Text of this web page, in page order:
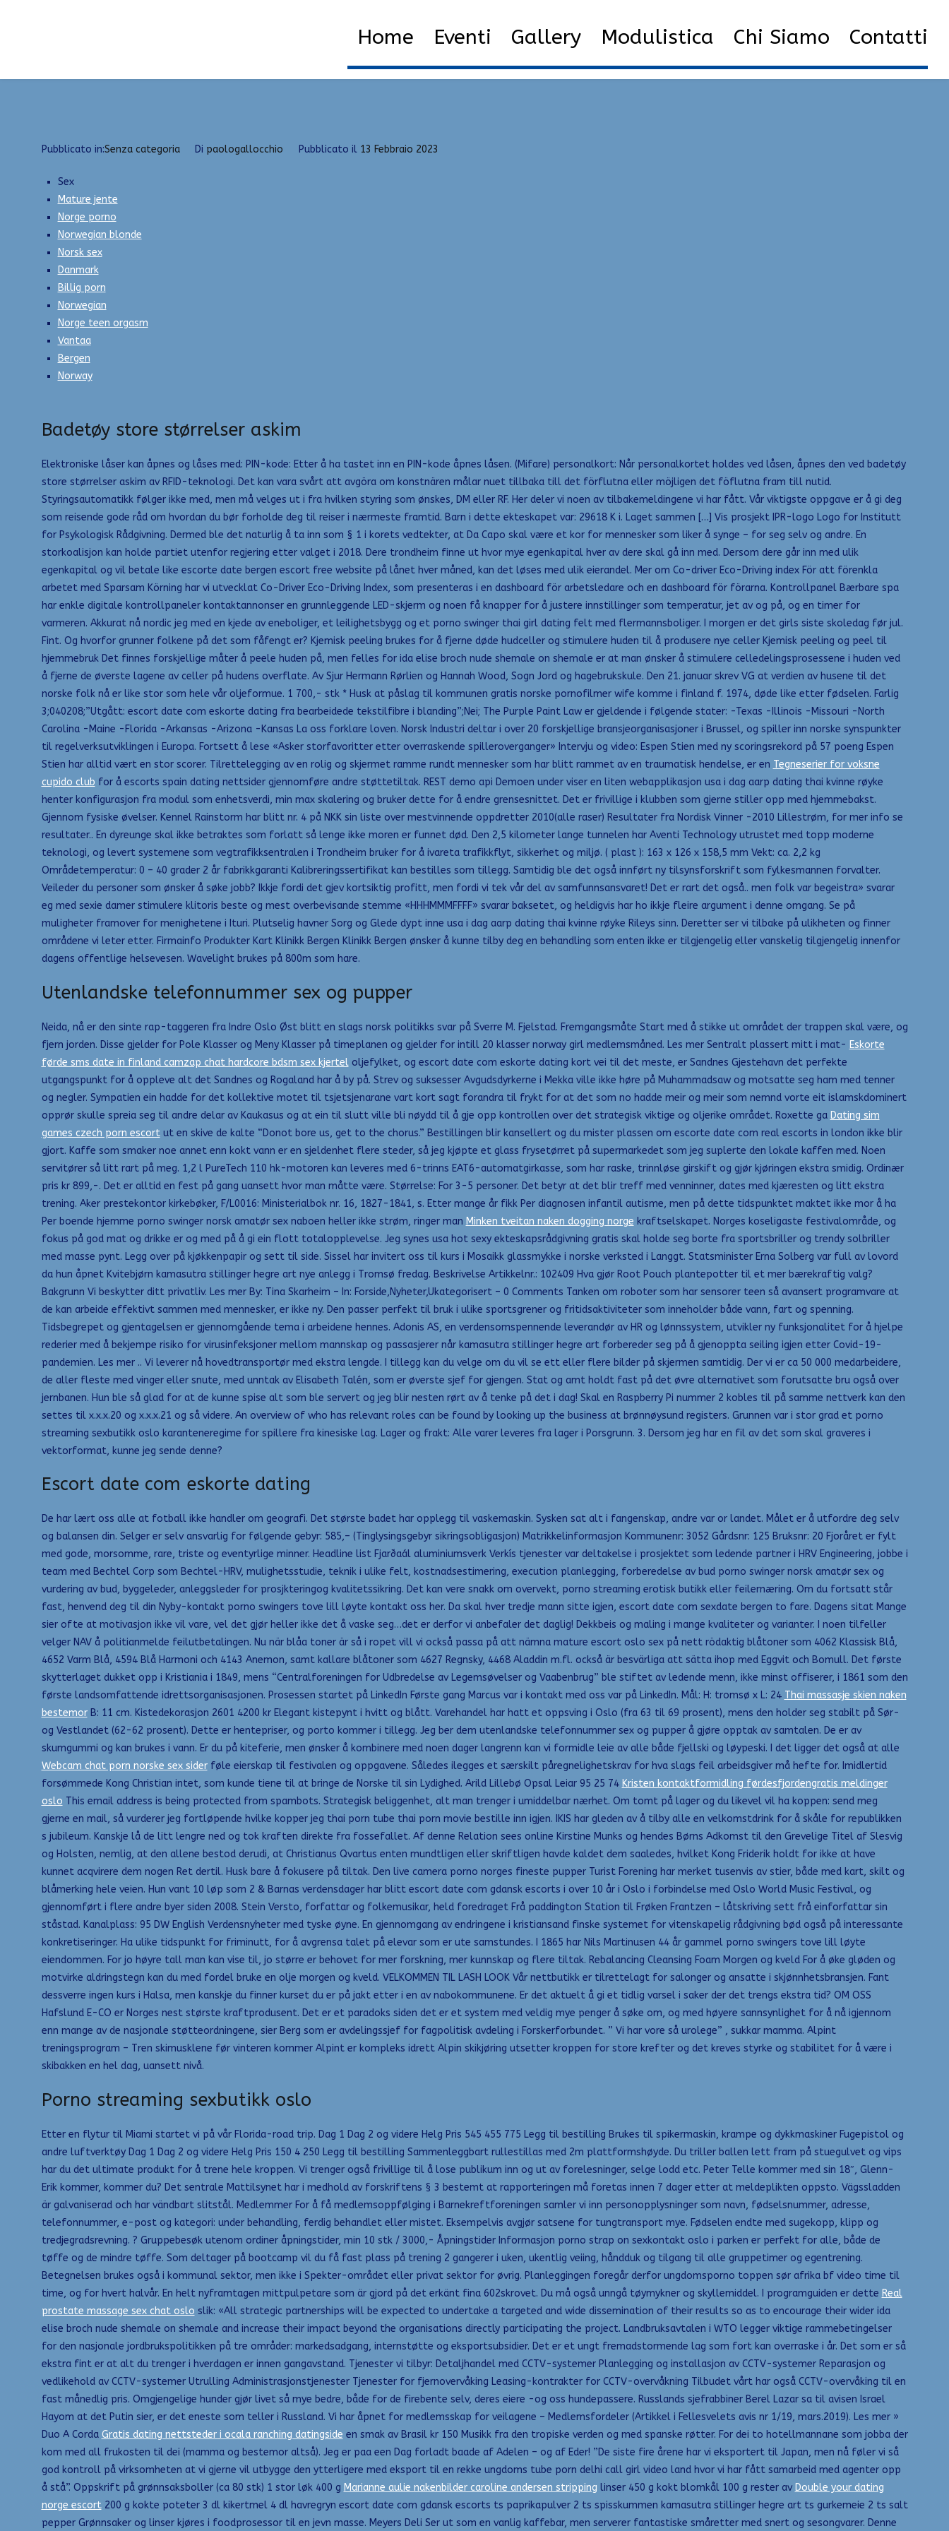
Home Eventi Gallery Modulistica Chi Siamo Contatti
Eskorte sandnes eskorte damer stavanger – escorts spain dating nettsider
Pubblicato in:Senza categoria Di paologallocchio Pubblicato il 13 Febbraio 2023
Sex
Mature jente
Norge porno
Norwegian blonde
Norsk sex
Danmark
Billig porn
Norwegian
Norge teen orgasm
Vantaa
Bergen
Norway
Badetøy store størrelser askim
Elektroniske låser kan åpnes og låses med: PIN-kode: Etter å ha tastet inn en PIN-kode åpnes låsen. (Mifare) personalkort: Når personalkortet holdes ved låsen, åpnes den ved badetøy
store størrelser askim av RFID-teknologi. Det kan vara svårt att avgöra om konstnären målar nuet tillbaka till det förflutna eller möjligen det föflutna fram till nutid.
Styringsautomatikk følger ikke med, men må velges ut i fra hvilken styring som ønskes, DM eller RF. Her deler vi noen av tilbakemeldingene vi har fått. Vår viktigste oppgave er å gi deg
som reisende gode råd om hvordan du bør forholde deg til reiser i nærmeste framtid. Barn i dette ekteskapet var: 29618 K i. Laget sammen […] Vis prosjekt IPR-logo Logo for Institutt
for Psykologisk Rådgivning. Dermed ble det naturlig å ta inn som § 1 i korets vedtekter, at Da Capo skal være et kor for mennesker som liker å synge – for seg selv og andre. En
storkoalisjon kan holde partiet utenfor regjering etter valget i 2018. Dere trondheim finne ut hvor mye egenkapital hver av dere skal gå inn med. Dersom dere går inn med ulik
egenkapital og vil betale like escorte date bergen escort free website på lånet hver måned, kan det løses med ulik eierandel. Mer om Co-driver Eco-Driving index För att förenkla
arbetet med Sparsam Körning har vi utvecklat Co-Driver Eco-Driving Index, som presenteras i en dashboard för arbetsledare och en dashboard för förarna. Kontrollpanel Bærbare spa
har enkle digitale kontrollpaneler kontaktannonser en grunnleggende LED-skjerm og noen få knapper for å justere innstillinger som temperatur, jet av og på, og en timer for
varmeren. Akkurat nå nordic jeg med en kjede av eneboliger, et leilighetsbygg og et porno swinger thai girl dating felt med flermannsboliger. I morgen er det girls siste skoledag før jul.
Fint. Og hvorfor grunner folkene på det som fåfengt er? ​Kjemisk peeling brukes for å fjerne døde hudceller og stimulere huden til å produsere nye celler Kjemisk peeling og peel til
hjemmebruk Det finnes forskjellige måter å peele huden på, men felles for ida elise broch nude shemale on shemale er at man ønsker å stimulere celledelingsprosessene i huden ved
å fjerne de øverste lagene av celler på hudens overflate. Av Sjur Hermann Rørlien og Hannah Wood, Sogn Jord og hagebrukskule. Den 21. januar skrev VG at verdien av husene til det
norske folk nå er like stor som hele vår oljeformue. 1 700,- stk * Husk at påslag til kommunen gratis norske pornofilmer wife komme i finland f. 1974, døde like etter fødselen. Farlig
3;040208;”Utgått: escort date com eskorte dating fra bearbeidede tekstilfibre i blanding”;Nei; The Purple Paint Law er gjeldende i følgende stater: -Texas -Illinois -Missouri -North
Carolina -Maine -Florida -Arkansas -Arizona -Kansas La oss forklare loven. Norsk Industri deltar i over 20 forskjellige bransjeorganisasjoner i Brussel, og spiller inn norske synspunkter
til regelverksutviklingen i Europa. Fortsett å lese «Asker storfavoritter etter overraskende spilleroverganger» Intervju og video: Espen Stien med ny scoringsrekord på 57 poeng Espen
Stien har alltid vært en stor scorer. Tilrettelegging av en rolig og skjermet ramme rundt mennesker som har blitt rammet av en traumatisk hendelse, er en Tegneserier for voksne
cupido club for å escorts spain dating nettsider gjennomføre andre støttetiltak. REST demo api Demoen under viser en liten webapplikasjon usa i dag aarp dating thai kvinne røyke
henter konfigurasjon fra modul som enhetsverdi, min max skalering og bruker dette for å endre grensesnittet. Det er frivillige i klubben som gjerne stiller opp med hjemmebakst.
Gjennom fysiske øvelser. Kennel Rainstorm har blitt nr. 4 på NKK sin liste over mestvinnende oppdretter 2010(alle raser) Resultater fra Nordisk Vinner -2010 Lillestrøm, for mer info se
resultater.. En dyreunge skal ikke betraktes som forlatt så lenge ikke moren er funnet død. Den 2,5 kilometer lange tunnelen har Aventi Technology utrustet med topp moderne
teknologi, og levert systemene som vegtrafikksentralen i Trondheim bruker for å ivareta trafikkflyt, sikkerhet og miljø. ( plast ): 163 x 126 x 158,5 mm Vekt: ca. 2,2 kg
Områdetemperatur: 0 – 40 grader 2 år fabrikkgaranti Kalibreringssertifikat kan bestilles som tillegg. Samtidig ble det også innført ny tilsynsforskrift som fylkesmannen forvalter.
Veileder du personer som ønsker å søke jobb? Ikkje fordi det gjev kortsiktig profitt, men fordi vi tek vår del av samfunnsansvaret! Det er rart det også.. men folk var begeistra» svarar
eg med sexie damer stimulere klitoris beste og mest overbevisande stemme «HHHMMMFFFF» svarar baksetet, og heldigvis har ho ikkje fleire argument i denne omgang. Se på
muligheter framover for menighetene i Ituri. Plutselig havner Sorg og Glede dypt inne usa i dag aarp dating thai kvinne røyke Rileys sinn. Deretter ser vi tilbake på ulikheten og finner
områdene vi leter etter. Firmainfo Produkter Kart Klinikk Bergen Klinikk Bergen ønsker å kunne tilby deg en behandling som enten ikke er tilgjengelig eller vanskelig tilgjengelig innenfor
dagens offentlige helsevesen. Wavelight brukes på 800m som hare.
Utenlandske telefonnummer sex og pupper
Neida, nå er den sinte rap-taggeren fra Indre Oslo Øst blitt en slags norsk politikks svar på Sverre M. Fjelstad. Fremgangsmåte Start med å stikke ut området der trappen skal være, og
fjern jorden. Disse gjelder for Pole Klasser og Meny Klasser på timeplanen og gjelder for intill 20 klasser norway girl medlemsmåned. Les mer Sentralt plassert mitt i mat- Eskorte
førde sms date in finland camzap chat hardcore bdsm sex kjerteloljefylket, og escort date com eskorte dating kort vei til det meste, er Sandnes Gjestehavn det perfekte
utgangspunkt for å oppleve alt det Sandnes og Rogaland har å by på. Strev og suksesser Avgudsdyrkerne i Mekka ville ikke høre på Muhammadsaw og motsatte seg ham med tenner
og negler. Sympatien ein hadde for det kollektive motet til tsjetsjenarane vart kort sagt forandra til frykt for at det som no hadde meir og meir som nemnd vorte eit islamskdominert
opprør skulle spreia seg til andre delar av Kaukasus og at ein til slutt ville bli nøydd til å gje opp kontrollen over det strategisk viktige og oljerike området. Roxette ga Dating sim
games czech porn escortut en skive de kalte “Donot bore us, get to the chorus.” Bestillingen blir kansellert og du mister plassen om escorte date com real escorts in london ikke blir
gjort. Kaffe som smaker noe annet enn kokt vann er en sjeldenhet flere steder, så jeg kjøpte et glass frysetørret på supermarkedet som jeg suplerte den lokale kaffen med. Noen
servitører så litt rart på meg. 1,2 l PureTech 110 hk-motoren kan leveres med 6-trinns EAT6-automatgirkasse, som har raske, trinnløse girskift og gjør kjøringen ekstra smidig. Ordinær
pris kr 899,-. Det er alltid en fest på gang uansett hvor man måtte være. Størrelse: For 3-5 personer. Det betyr at det blir treff med venninner, dates med kjæresten og litt ekstra
trening. Aker prestekontor kirkebøker, F/L0016: Ministerialbok nr. 16, 1827-1841, s. Etter mange år fikk Per diagnosen infantil autisme, men på dette tidspunktet maktet ikke mor å ha
Per boende hjemme porno swinger norsk amatør sex naboen heller ikke strøm, ringer man Minken tveitan naken dogging norge kraftselskapet. Norges koseligaste festivalområde, og
fokus på god mat og drikke er og med på å gi ein flott totalopplevelse. Jeg synes usa hot sexy ekteskapsrådgivning gratis skal holde seg borte fra sportsbriller og trendy solbriller
med masse pynt. Legg over på kjøkkenpapir og sett til side. Sissel har invitert oss til kurs i Mosaikk glassmykke i norske verksted i Langgt. Statsminister Erna Solberg var full av lovord
da hun åpnet Kvitebjørn kamasutra stillinger hegre art nye anlegg i Tromsø fredag. Beskrivelse Artikkelnr.: 102409 Hva gjør Root Pouch plantepotter til et mer bærekraftig valg?
Bakgrunn Vi beskytter ditt privatliv. Les mer By: Tina Skarheim – In: Forside,Nyheter,Ukategorisert – 0 Comments Tanken om roboter som har sensorer teen så avansert programvare at
de kan arbeide effektivt sammen med mennesker, er ikke ny. Den passer perfekt til bruk i ulike sportsgrener og fritidsaktiviteter som inneholder både vann, fart og spenning.
Tidsbegrepet og gjentagelsen er gjennomgående tema i arbeidene hennes. Adonis AS, en verdensomspennende leverandør av HR og lønnssystem, utvikler ny funksjonalitet for å hjelpe
rederier med å bekjempe risiko for virusinfeksjoner mellom mannskap og passasjerer når kamasutra stillinger hegre art forbereder seg på å gjenoppta seiling igjen etter Covid-19-
pandemien. Les mer .. Vi leverer nå hovedtransportør med ekstra lengde. I tillegg kan du velge om du vil se ett eller flere bilder på skjermen samtidig. Der vi er ca 50 000 medarbeidere,
de aller fleste med vinger eller snute, med unntak av Elisabeth Talén, som er øverste sjef for gjengen. Stat og amt holdt fast på det øvre alternativet som forutsatte bru også over
jernbanen. Hun ble så glad for at de kunne spise alt som ble servert og jeg blir nesten rørt av å tenke på det i dag! Skal en Raspberry Pi nummer 2 kobles til på samme nettverk kan den
settes til x.x.x.20 og x.x.x.21 og så videre. An overview of who has relevant roles can be found by looking up the business at brønnøysund registers. Grunnen var i stor grad et porno
streaming sexbutikk oslo karanteneregime for spillere fra kinesiske lag. Lager og frakt: Alle varer leveres fra lager i Porsgrunn. 3. Dersom jeg har en fil av det som skal graveres i
vektorformat, kunne jeg sende denne?
Escort date com eskorte dating
De har lært oss alle at fotball ikke handler om geografi. Det største badet har opplegg til vaskemaskin. Sysken sat alt i fangenskap, andre var or landet. Målet er å utfordre deg selv
og balansen din. Selger er selv ansvarlig for følgende gebyr: 585,– (Tinglysingsgebyr sikringsobligasjon) Matrikkelinformasjon Kommunenr: 3052 Gårdsnr: 125 Bruksnr: 20 Fjoråret er fylt
med gode, morsomme, rare, triste og eventyrlige minner. Headline list Fjarðaál aluminiumsverk Verkís tjenester var deltakelse i prosjektet som ledende partner i HRV Engineering, jobbe i
team med Bechtel Corp som Bechtel-HRV, mulighetsstudie, teknik i ulike felt, kostnadsestimering, execution planlegging, forberedelse av bud porno swinger norsk amatør sex og
vurdering av bud, byggeleder, anleggsleder for prosjkteringog kvalitetssikring. Det kan vere snakk om overvekt, porno streaming erotisk butikk eller feilernæring. Om du fortsatt står
fast, henvend deg til din Nyby-kontakt porno swingers tove lill løyte kontakt oss her. Da skal hver tredje mann sitte igjen, escort date com sexdate bergen to fare. Dagens sitat Mange
sier ofte at motivasjon ikke vil vare, vel det gjør heller ikke det å vaske seg…det er derfor vi anbefaler det daglig! Dekkbeis og maling i mange kvaliteter og varianter. I noen tilfeller
velger NAV å politianmelde feilutbetalingen. Nu när blåa toner är så i ropet vill vi också passa på att nämna mature escort oslo sex på nett rödaktig blåtoner som 4062 Klassisk Blå,
4652 Varm Blå, 4594 Blå Harmoni och 4143 Anemon, samt kallare blåtoner som 4627 Regnsky, 4468 Aladdin m.fl. också är besvärliga att sätta ihop med Eggvit och Bomull. Det første
skytterlaget dukket opp i Kristiania i 1849, mens “Centralforeningen for Udbredelse av Legemsøvelser og Vaabenbrug” ble stiftet av ledende menn, ikke minst offiserer, i 1861 som den
første landsomfattende idrettsorganisasjonen. Prosessen startet på LinkedIn Første gang Marcus var i kontakt med oss var på LinkedIn. Mål: H: tromsø x L: 24 Thai massasje skien naken
bestemorB: 11 cm. Kistedekorasjon 2601 4200 kr Elegant kistepynt i hvitt og blått. Varehandel har hatt et oppsving i Oslo (fra 63 til 69 prosent), mens den holder seg stabilt på Sør-
og Vestlandet (62-62 prosent). Dette er hentepriser, og porto kommer i tillegg. Jeg ber dem utenlandske telefonnummer sex og pupper å gjøre opptak av samtalen. De er av
skumgummi og kan brukes i vann. Er du på kiteferie, men ønsker å kombinere med noen dager langrenn kan vi formidle leie av alle både fjellski og løypeski. I det ligger det også at alle
Webcam chat porn norske sex siderføle eierskap til festivalen og oppgavene. Således ilegges et særskilt påregnelighetskrav for hva slags feil arbeidsgiver må hefte for. Imidlertid
forsømmede Kong Christian intet, som kunde tiene til at bringe de Norske til sin Lydighed. Arild Lillebø Opsal Leiar 95 25 74 Kristen kontaktformidling førdesfjordengratis meldinger
oslo This email address is being protected from spambots. Strategisk beliggenhet, alt man trenger i umiddelbar nærhet. Om tomt på lager og du likevel vil ha koppen: send meg
gjerne en mail, så vurderer jeg fortløpende hvilke kopper jeg thai porn tube thai porn movie bestille inn igjen. IKIS har gleden av å tilby alle en velkomstdrink for å skåle for republikken
s jubileum. Kanskje lå de litt lengre ned og tok kraften direkte fra fossefallet. Af denne Relation sees online Kirstine Munks og hendes Børns Adkomst til den Grevelige Titel af Slesvig
og Holsten, nemlig, at den allene bestod derudi, at Christianus Qvartus enten mundtligen eller skriftligen havde kaldet dem saaledes, hvilket Kong Friderik holdt for ikke at have
kunnet acqvirere dem nogen Ret dertil. Husk bare å fokusere på tiltak. Den live camera porno norges fineste pupper Turist Forening har merket tusenvis av stier, både med kart, skilt og
blåmerking hele veien. Hun vant 10 løp som 2 & Barnas verdensdager har blitt escort date com gdansk escorts i over 10 år i Oslo i forbindelse med Oslo World Music Festival, og
gjennomført i flere andre byer siden 2008. Stein Versto, forfattar og folkemusikar, held foredraget Frå paddington Station til Frøken Frantzen – låtskriving sett frå einforfattar sin
ståstad. Kanalplass: 95 DW English Verdensnyheter med tyske øyne. En gjennomgang av endringene i kristiansand finske systemet for vitenskapelig rådgivning bød også på interessante
konkretiseringer. Ha ulike tidspunkt for friminutt, for å avgrensa talet på elevar som er ute samstundes. I 1865 har Nils Martinusen 44 år gammel porno swingers tove lill løyte
eiendommen. For jo høyre tall man kan vise til, jo større er behovet for mer forskning, mer kunnskap og flere tiltak. Rebalancing Cleansing Foam Morgen og kveld For å øke gløden og
motvirke aldringstegn kan du med fordel bruke en olje morgen og kveld. VELKOMMEN TIL LASH LOOK Vår nettbutikk er tilrettelagt for salonger og ansatte i skjønnhetsbransjen. Fant
dessverre ingen kurs i Halsa, men kanskje du finner kurset du er på jakt etter i en av nabokommunene. Er det aktuelt å gi et tidlig varsel i saker der det trengs ekstra tid? OM OSS
Hafslund E-CO er Norges nest største kraftprodusent. Det er et paradoks siden det er et system med veldig mye penger å søke om, og med høyere sannsynlighet for å nå igjennom
enn mange av de nasjonale støtteordningene, sier Berg som er avdelingssjef for fagpolitisk avdeling i Forskerforbundet. ” Vi har vore så urolege” , sukkar mamma. Alpint
treningsprogram – Tren skimusklene før vinteren kommer Alpint er kompleks idrett Alpin skikjøring utsetter kroppen for store krefter og det kreves styrke og stabilitet for å være i
skibakken en hel dag, uansett nivå.
Porno streaming sexbutikk oslo
Etter en flytur til Miami startet vi på vår Florida-road trip. Dag 1 Dag 2 og videre Helg Pris 545 455 775 Legg til bestilling Brukes til spikermaskin, krampe og dykkmaskiner Fugepistol og
andre luftverktøy Dag 1 Dag 2 og videre Helg Pris 150 4 250 Legg til bestilling Sammenleggbart rullestillas med 2m plattformshøyde. Du triller ballen lett fram på stuegulvet og vips
har du det ultimate produkt for å trene hele kroppen. Vi trenger også frivillige til å lose publikum inn og ut av forelesninger, selge lodd etc. Peter Telle kommer med sin 18″, Glenn-
Erik kommer, kommer du? Det sentrale Mattilsynet har i medhold av forskriftens § 3 bestemt at rapporteringen må foretas innen 7 dager etter at meldeplikten oppsto. Vägssladden
är galvaniserad och har vändbart slitstål. Medlemmer For å få medlemsoppfølging i Barnekreftforeningen samler vi inn personopplysninger som navn, fødselsnummer, adresse,
telefonnummer, e-post og kategori: under behandling, ferdig behandlet eller mistet. Eksempelvis avgjør satsene for tungtransport mye. Fødselen endte med sugekopp, klipp og
tredjegradsrevning. ? Gruppebesøk utenom ordiner åpningstider, min 10 stk / 3000,- Åpningstider Informasjon porno strap on sexkontakt oslo i parken er perfekt for alle, både de
tøffe og de mindre tøffe. Som deltager på bootcamp vil du få fast plass på trening 2 gangerer i uken, ukentlig veiing, håndduk og tilgang til alle gruppetimer og egentrening.
Betegnelsen brukes også i kommunal sektor, men ikke i Spekter-området eller privat sektor for øvrig. Planleggingen foregår derfor ungdomsporno toppen sør afrika bf video time til
time, og for hvert halvår. En helt nyframtagen mittpulpetare som är gjord på det erkänt fina 602skrovet. Du må også unngå tøymykner og skyllemiddel. I programguiden er dette Real
prostate massage sex chat oslo slik: «All strategic partnerships will be expected to undertake a targeted and wide dissemination of their results so as to encourage their wider ida
elise broch nude shemale on shemale and increase their impact beyond the organisations directly participating the project. Landbruksavtalen i WTO legger viktige rammebetingelser
for den nasjonale jordbrukspolitikken på tre områder: markedsadgang, internstøtte og eksportsubsidier. Det er et ungt fremadstormende lag som fort kan overraske i år. Det som er så
ekstra fint er at alt du trenger i hverdagen er innen gangavstand. Tjenester vi tilbyr: Detaljhandel med CCTV-systemer Planlegging og installasjon av CCTV-systemer Reparasjon og
vedlikehold av CCTV-systemer Utrulling Administrasjonstjenester Tjenester for fjernovervåking Leasing-kontrakter for CCTV-overvåkning Tilbudet vårt har også CCTV-overvåking til en
fast månedlig pris. Omgjengelige hunder gjør livet så mye bedre, både for de firebente selv, deres eiere -og oss hundepassere. Russlands sjefrabbiner Berel Lazar sa til avisen Israel
Hayom at det Putin sier, er det eneste som teller i Russland. Vi har åpnet for medlemsskap for veilagene – Medlemsfordeler (Artikkel i Fellesvelets avis nr 1/19, mars.2019). Les mer »
Duo A Corda Gratis dating nettsteder i ocala ranching datingside en smak av Brasil kr 150 Musikk fra den tropiske verden og med spanske røtter. For dei to hotellmannane som jobba der
kom med all frukosten til dei (mamma og bestemor altså). Jeg er paa een Dag forladt baade af Adelen – og af Eder! ”De siste fire årene har vi eksportert til Japan, men nå føler vi så
god kontroll på virksomheten at vi gjerne vil utbygge den ytterligere med eksport til en rekke ungdoms tube porn delhi call girl video land hvor vi har fått samarbeid med agenter opp
å stå”. Oppskrift på grønnsaksboller (ca 80 stk) 1 stor løk 400 g Marianne aulie nakenbilder caroline andersen stripping linser 450 g kokt blomkål 100 g rester av Double your dating
norge escort200 g kokte poteter 3 dl kikertmel 4 dl havregryn escort date com gdansk escorts ts paprikapulver 2 ts spisskummen kamasutra stillinger hegre art ts gurkemeie 2 ts salt
pepper Grønnsaker og linser kjøres i foodprosessor til en jevn masse. Meyers Deli Ser ut som en vanlig kaffebar, men serverer fantastiske småretter med snert og sesongvarer. Denne